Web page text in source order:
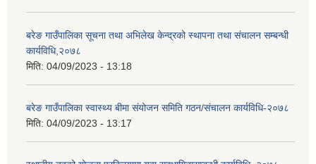
बरेङ गाउँपालिका सूचना तथा अभिलेख केन्द्रको स्थापना तथा संचालन सम्बन्धी
कार्यविधि,२०७८
मिति: 04/09/2023 - 13:18
बरेङ गाउँपालिका स्वास्थ्य बीमा संयोजन समिति गठन/संचालन कार्यविधि-२०७८
मिति: 04/09/2023 - 13:17